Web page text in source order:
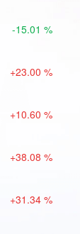
-15.01 %
+23.00 %
+10.60 %
+38.08 %
+31.34 %